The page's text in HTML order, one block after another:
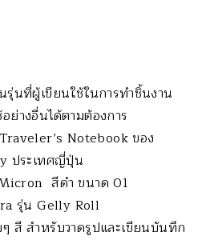
รุ่นที่ผู้เขียนใช้ในการทำชิ้นงาน
ย่างอื่นได้ตามต้องการ
Notebook ของ
ประเทศญี่ปุ่น
สีดำ ขนาด 01
รุ่น Gelly Roll
ๆ สี สำหรับวาดรูปและเขียนบันทึก